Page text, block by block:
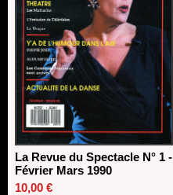
La Revue du Spectacle N° 1 -
Février Mars 1990
10,00 €